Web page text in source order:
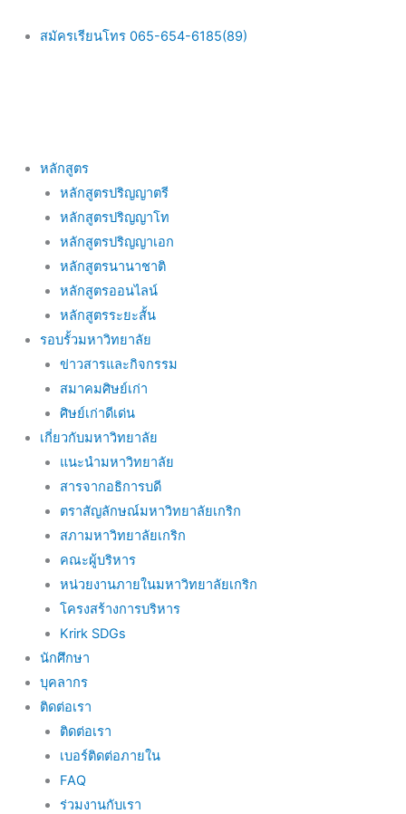
สมัครเรียนโทร 065-654-6185(89)
Main
หลักสูตร
หลักสูตรปริญญาตรี
หลักสูตรปริญญาโท
หลักสูตรปริญญาเอก
หลักสูตรนานาชาติ
หลักสูตรออนไลน์
หลักสูตรระยะสั้น
รอบรั้วมหาวิทยาลัย
ข่าวสารและกิจกรรม
สมาคมศิษย์เก่า
ศิษย์เก่าดีเด่น
เกี่ยวกับมหาวิทยาลัย
แนะนำมหาวิทยาลัย
สารจากอธิการบดี
ตราสัญลักษณ์มหาวิทยาลัยเกริก
สภามหาวิทยาลัยเกริก
คณะผู้บริหาร
หน่วยงานภายในมหาวิทยาลัยเกริก
โครงสร้างการบริหาร
Krirk SDGs
นักศึกษา
บุคลากร
ติดต่อเรา
ติดต่อเรา
เบอร์ติดต่อภายใน
FAQ
ร่วมงานกับเรา